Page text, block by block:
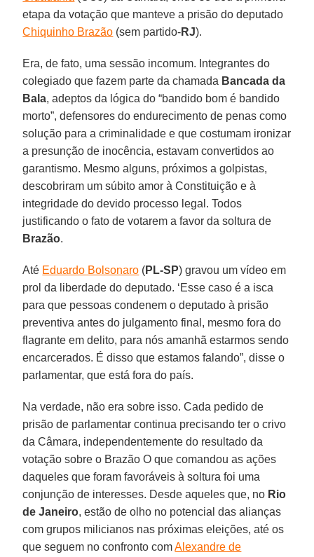
etapa da votação que manteve a prisão do deputado
Chiquinho Brazão (sem partido-RJ).
Era, de fato, uma sessão incomum. Integrantes do
colegiado que fazem parte da chamada Bancada da
Bala, adeptos da lógica do “bandido bom é bandido
morto”, defensores do endurecimento de penas como
solução para a criminalidade e que costumam ironizar
a presunção de inocência, estavam convertidos ao
garantismo. Mesmo alguns, próximos a golpistas,
descobriram um súbito amor à Constituição e à
integridade do devido processo legal. Todos
justificando o fato de votarem a favor da soltura de
Brazão.
Até Eduardo Bolsonaro (PL-SP) gravou um vídeo em
prol da liberdade do deputado. ‘Esse caso é a isca
para que pessoas condenem o deputado à prisão
preventiva antes do julgamento final, mesmo fora do
flagrante em delito, para nós amanhã estarmos sendo
encarcerados. É disso que estamos falando”, disse o
parlamentar, que está fora do país.
Na verdade, não era sobre isso. Cada pedido de
prisão de parlamentar continua precisando ter o crivo
da Câmara, independentemente do resultado da
votação sobre o Brazão O que comandou as ações
daqueles que foram favoráveis à soltura foi uma
conjunção de interesses. Desde aqueles que, no Rio
de Janeiro, estão de olho no potencial das alianças
com grupos milicianos nas próximas eleições, até os
que seguem no confronto comAlexandre de